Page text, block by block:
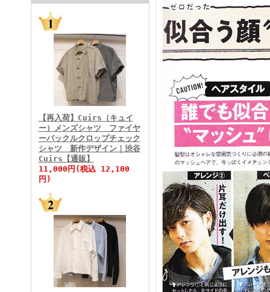
FINEBOYS2026年6月号
FINEBOYS2026年5月号
【再入荷】Cuirs（キュイ
ー）メンズシャツ ファイヤ
ーバックルクロップチェック
シャツ 新作デザイン｜渋谷
Cuirs【通販】
11,000円(税込 12,100
円)